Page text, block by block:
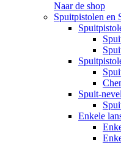
Naar de shop
Spuitpistolen en
Spuit-
Enkele